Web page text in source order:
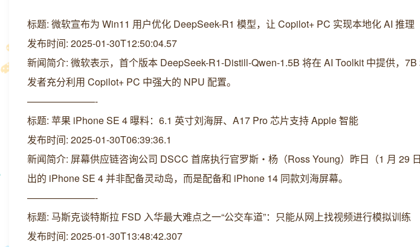
标题: 微软宣布为 Win11 用户优化 DeepSeek-R1 模型，让 Copilot+ PC 实现本地化 AI 推理
发布时间: 2025-01-30T12:50:04.57
新闻简介: 微软表示，首个版本 DeepSeek-R1-Distill-Qwen-1.5B 将在 AI Toolkit 中提供，
发者充分利用 Copilot+ PC 中强大的 NPU 配置。
———————-
标题: 苹果 iPhone SE 4 曝料：6.1 英寸刘海屏、A17 Pro 芯片支持 Apple 智能
发布时间: 2025-01-30T06:39:36.1
新闻简介: 屏幕供应链咨询公司 DSCC 首席执行官罗斯・杨（Ross Young）昨日（1 月 29
出的 iPhone SE 4 并非配备灵动岛，而是配备和 iPhone 14 同款刘海屏幕。
———————-
标题: 马斯克谈特斯拉 FSD 入华最大难点之一“公交车道”：只能从网上找视频进行模拟训练
发布时间: 2025-01-30T13:48:42.307